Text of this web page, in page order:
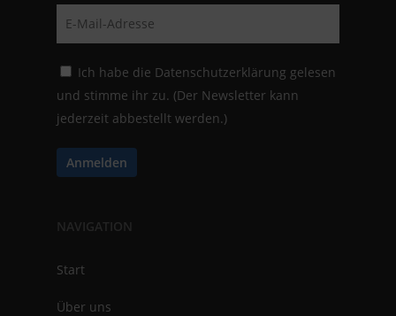
Ich habe die Datenschutzerklärung gelesen
und stimme ihr zu. (Der Newsletter kann
jederzeit abbestellt werden.)
NAVIGATION
Start
Über uns